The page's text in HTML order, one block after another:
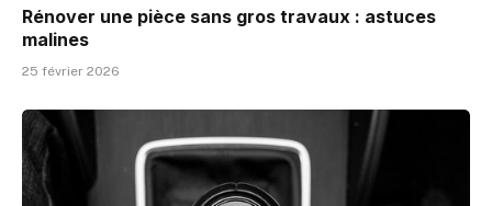
Rénover une pièce sans gros travaux : astuces
malines
25 février 2026